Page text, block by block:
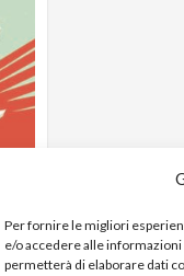
Per fornire le migliori
e/o accedere alle
permetterà di elaborare dati